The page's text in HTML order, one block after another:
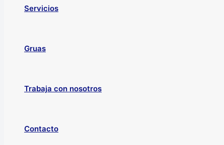
Servicios
Gruas
Trabaja con nosotros
Contacto